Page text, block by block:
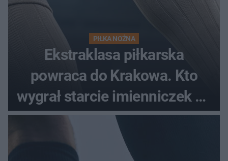
PIŁKA NOŻNA
Ekstraklasa piłkarska
powraca do Krakowa. Kto
wygrał starcie imienniczek na
pełnym stadionie